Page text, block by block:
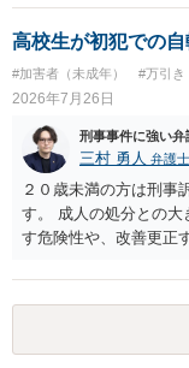
とを明確にしておくこ
し、参加費の集金を含
でしょう。
高校生が初犯での
#加害者（未成年） #万引き
2026年7月26日
刑事事件に強い弁
三村 勇人 弁護士
２０歳未満の方は刑事
す。 成人の処分との大
す危険性や、改善更正
年とされ、犯罪を犯し
や少年院送致される可
ので、適切なアドバイ
で生活環境が整ってい